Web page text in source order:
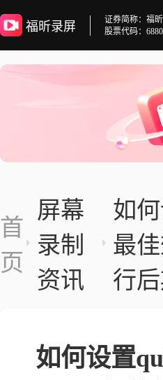
福昕录屏
证券简称：福
股票代码：
首
页
屏幕
录制
资讯
如
最
行
如何设置